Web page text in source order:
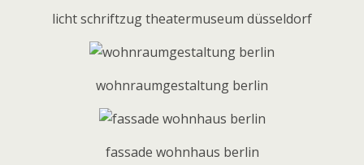
licht schriftzug theatermuseum düsseldorf
wohnraumgestaltung berlin
fassade wohnhaus berlin